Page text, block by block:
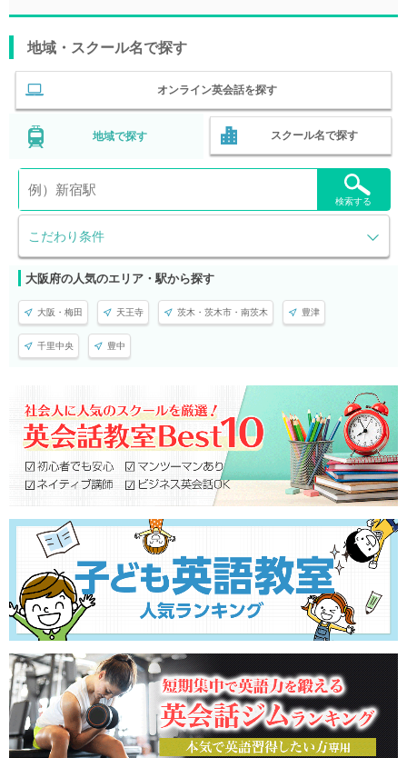
地域・スクール名で探す
オンライン英会話を探す
地域で探す スクール名で探す
こだわり条件
検索する
大阪府の人気のエリア・駅から探す
大阪・梅田 天王寺 茨木・茨木市・南茨木 豊津
千里中央 豊中